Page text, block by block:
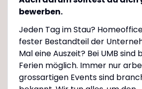
bewerben.
Jeden Tag im Stau?
fester Bestandteil der
Mal eine Auszeit? Bei UMB sind
Ferien möglich. Immer nur
grossartigen Events sind